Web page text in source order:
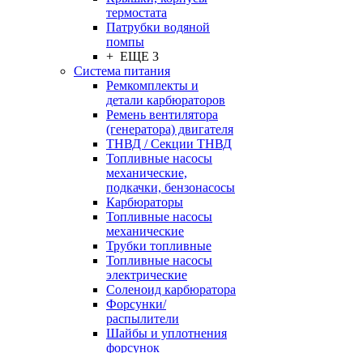
термостата
Патрубки водяной
помпы
+ ЕЩЕ 3
Система питания
Ремкомплекты и
детали карбюраторов
Ремень вентилятора
(генератора) двигателя
ТНВД / Секции ТНВД
Топливные насосы
механические,
подкачки, бензонасосы
Карбюраторы
Топливные насосы
механические
Трубки топливные
Топливные насосы
электрические
Соленоид карбюратора
Форсунки/
распылители
Шайбы и уплотнения
форсунок